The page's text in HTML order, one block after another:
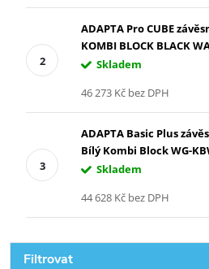
ADAPTA Pro CUBE
KOMBI BLOCK BLACK
Skladem
46 273 Kč bez DPH
ADAPTA Basic Plus
Bílý Kombi Block WG-
Skladem
44 628 Kč bez DPH
Filtrovat